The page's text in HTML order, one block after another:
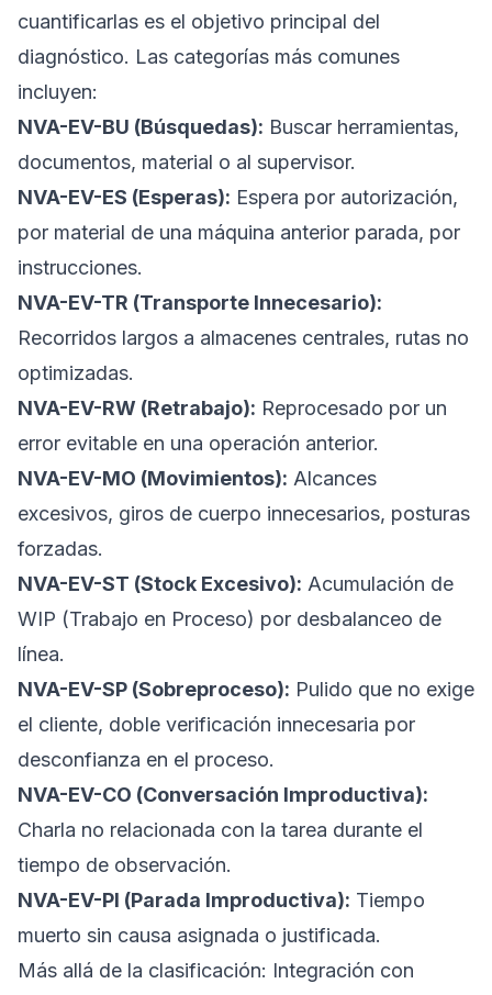
cuantificarlas es el objetivo principal del
diagnóstico. Las categorías más comunes
incluyen:
NVA-EV-BU (Búsquedas): Buscar herramientas,
documentos, material o al supervisor.
NVA-EV-ES (Esperas): Espera por autorización,
por material de una máquina anterior parada, por
instrucciones.
NVA-EV-TR (Transporte Innecesario):
Recorridos largos a almacenes centrales, rutas no
optimizadas.
NVA-EV-RW (Retrabajo): Reprocesado por un
error evitable en una operación anterior.
NVA-EV-MO (Movimientos): Alcances
excesivos, giros de cuerpo innecesarios, posturas
forzadas.
NVA-EV-ST (Stock Excesivo): Acumulación de
WIP (Trabajo en Proceso) por desbalanceo de
línea.
NVA-EV-SP (Sobreproceso): Pulido que no exige
el cliente, doble verificación innecesaria por
desconfianza en el proceso.
NVA-EV-CO (Conversación Improductiva):
Charla no relacionada con la tarea durante el
tiempo de observación.
NVA-EV-PI (Parada Improductiva): Tiempo
muerto sin causa asignada o justificada.
Más allá de la clasificación: Integración con